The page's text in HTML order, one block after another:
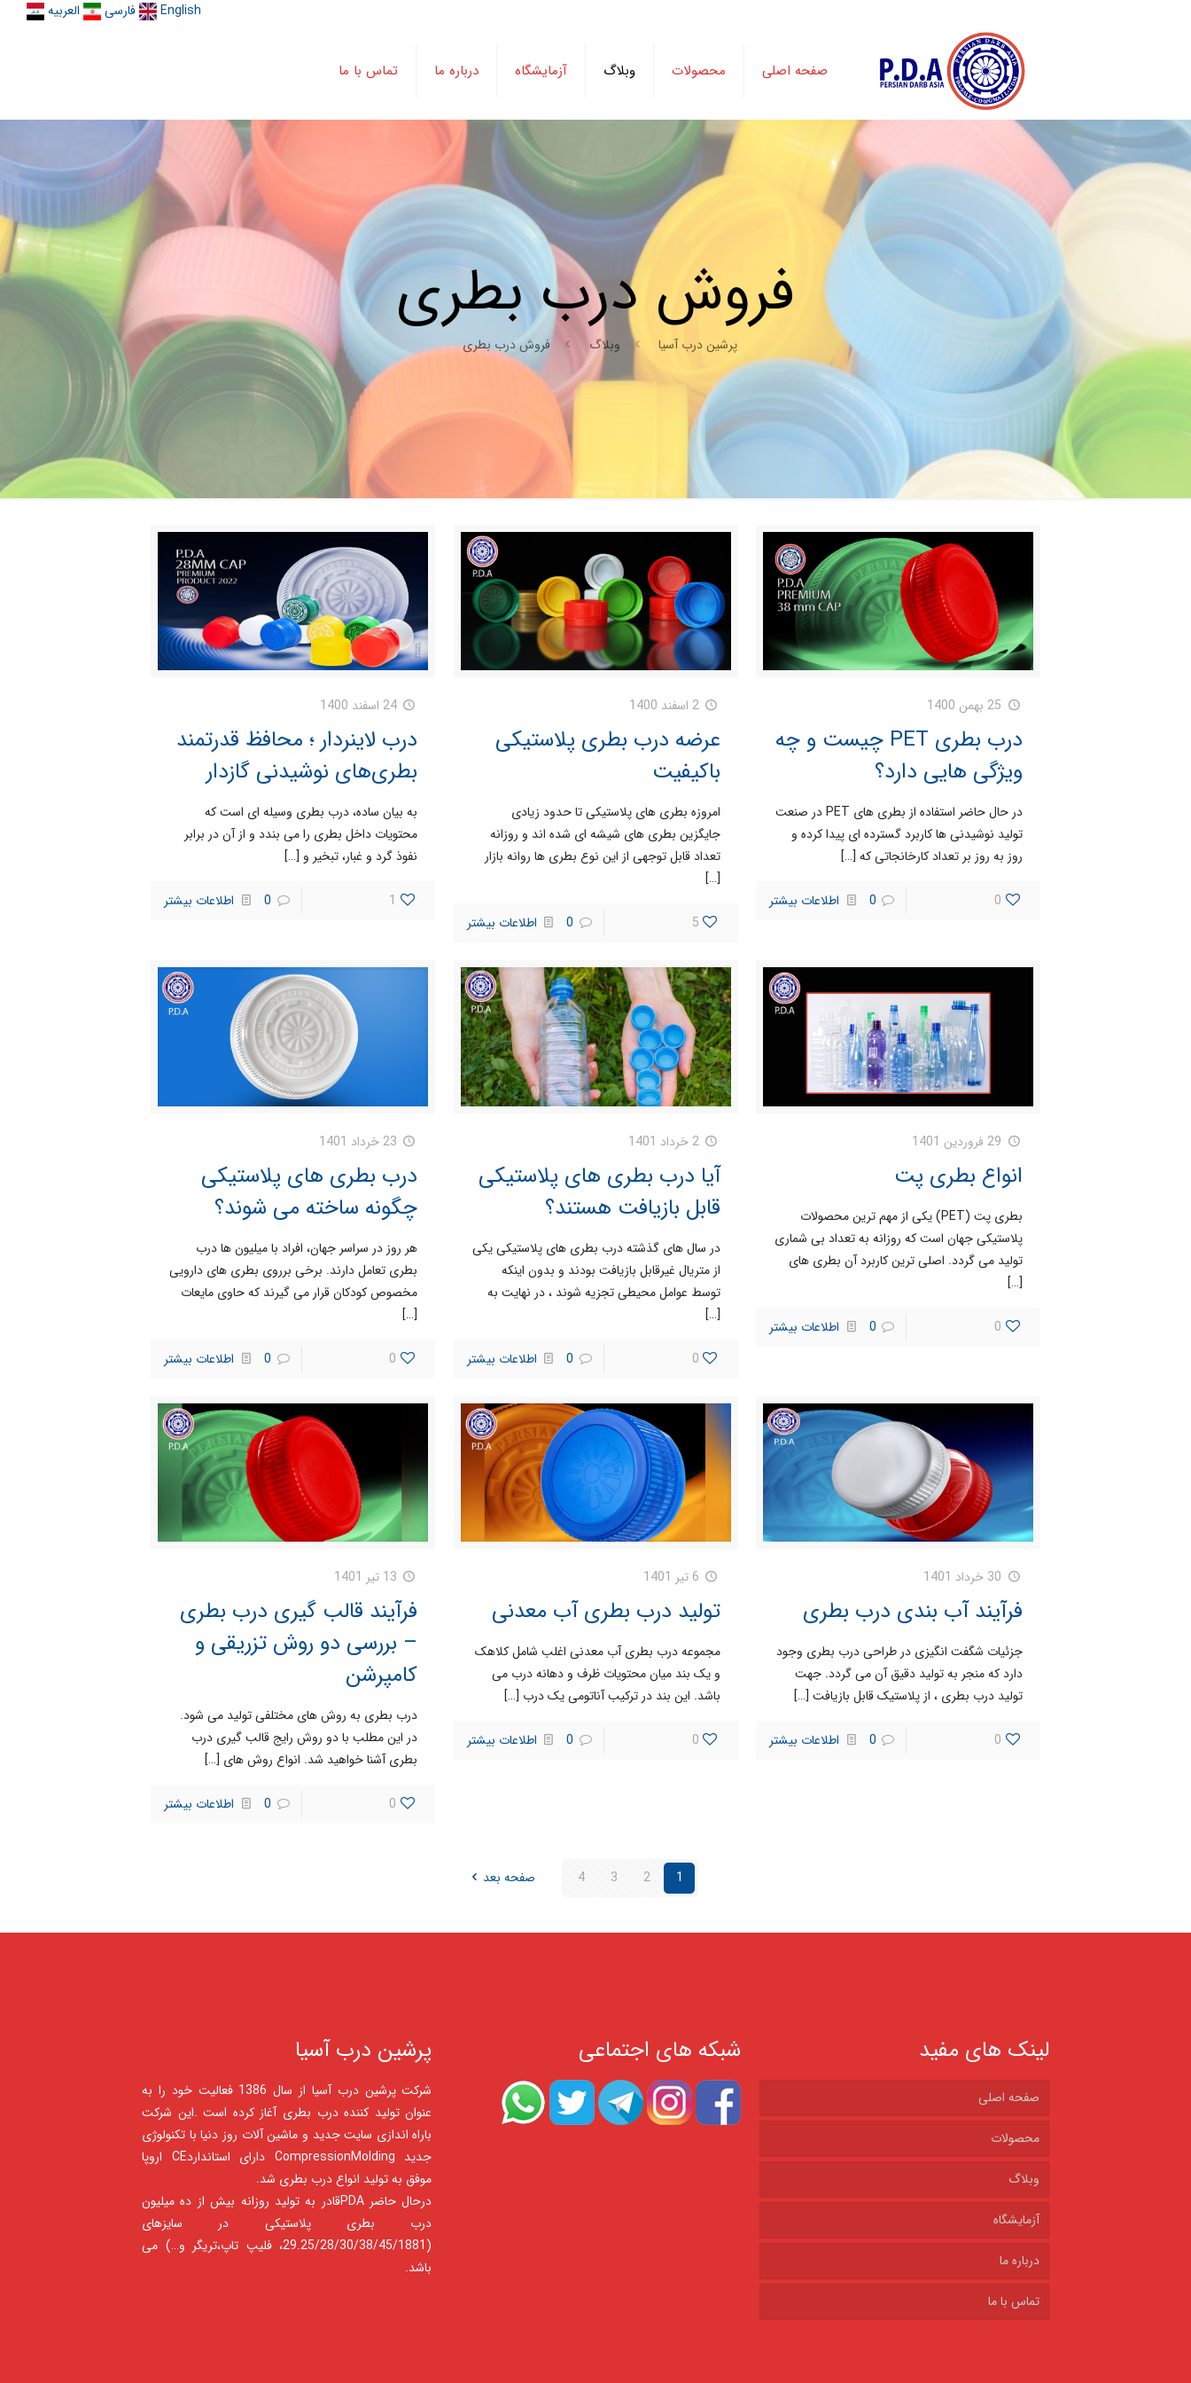
English فارسی العربیه
صفحه اصلی محصولات وبلاگ آزمایشگاه درباره ما تماس با ما
فروش درب بطری
پرشین درب آسیا وبلاگ فروش درب بطری
25 بهمن 1400
درب بطری PET چیست و چه
ویژگی هایی دارد؟
در حال حاضر استفاده از بطری های PET در صنعت
تولید نوشیدنی ها کاربرد گسترده ای پیدا کرده و
روز به روز بر تعداد کارخانجاتی که […]
0
0 اطلاعات بیشتر
2 اسفند 1400
عرضه درب بطری پلاستیکی
باکیفیت
امروزه بطری های پلاستیکی تا حدود زیادی
جایگزین بطری های شیشه ای شده اند و روزانه
تعداد قابل توجهی از این نوع بطری ها روانه بازار
[…]
5
0 اطلاعات بیشتر
24 اسفند 1400
درب لاینردار ؛ محافظ قدرتمند
بطری‌های نوشیدنی گازدار
به بیان ساده، درب بطری وسیله ای است که
محتویات داخل بطری را می بندد و از آن در برابر
نفوذ گرد و غبار، تبخیر و […]
1
0 اطلاعات بیشتر
29 فروردین 1401
انواع بطری پت
بطری پت (PET) یکی از مهم ترین محصولات
پلاستیکی جهان است که روزانه به تعداد بی شماری
تولید می گردد. اصلی ترین کاربرد آن بطری های
[…]
0
0 اطلاعات بیشتر
2 خرداد 1401
آیا درب بطری های پلاستیکی
قابل بازیافت هستند؟
در سال های گذشته درب بطری های پلاستیکی یکی
از متریال غیرقابل بازیافت بودند و بدون اینکه
توسط عوامل محیطی تجزیه شوند ، در نهایت به
[…]
0
0 اطلاعات بیشتر
23 خرداد 1401
درب بطری های پلاستیکی
چگونه ساخته می شوند؟
هر روز در سراسر جهان، افراد با میلیون ها درب
بطری تعامل دارند. برخی برروی بطری های دارویی
مخصوص کودکان قرار می گیرند که حاوی مایعات
[…]
0
0 اطلاعات بیشتر
30 خرداد 1401
فرآیند آب بندی درب بطری
جزئیات شگفت انگیزی در طراحی درب بطری وجود
دارد که منجر به تولید دقیق آن می گردد. جهت
تولید درب بطری ، از پلاستیک قابل بازیافت […]
0
0 اطلاعات بیشتر
6 تیر 1401
تولید درب بطری آب معدنی
مجموعه درب بطری آب معدنی اغلب شامل کلاهک
و یک بند میان محتویات ظرف و دهانه درب می
باشد. این بند در ترکیب آناتومی یک درب […]
0
0 اطلاعات بیشتر
13 تیر 1401
فرآیند قالب گیری درب بطری
– بررسی دو روش تزریقی و
کامپرشن
درب بطری به روش های مختلفی تولید می شود.
در این مطلب با دو روش رایج قالب گیری درب
بطری آشنا خواهید شد. انواع روش های […]
0
0 اطلاعات بیشتر
1
2
3
4 صفحه بعد
لینک های مفید
صفحه اصلی
محصولات
وبلاگ
آزمایشگاه
درباره ما
تماس با ما
شبکه های اجتماعی پرشین درب آسیا
شرکت پرشين درب آسيا از سال 1386 فعالیت خود را به
عنوان تولید کننده درب بطری آغاز کرده است .این شرکت
باراه اندازی سایت جدید و ماشین آلات روز دنیا با تکنولوژی
جدید CompressionMolding دارای استانداردCE اروپا
موفق به تولید انواع درب بطری شد.
درحال حاضر PDAقادر به تولید روزانه بیش از ده میلیون
درب بطری پلاستیکی در سایزهای
(29.25/28/30/38/45/1881، فلیپ تاپ،تریگر و…) می
باشد.